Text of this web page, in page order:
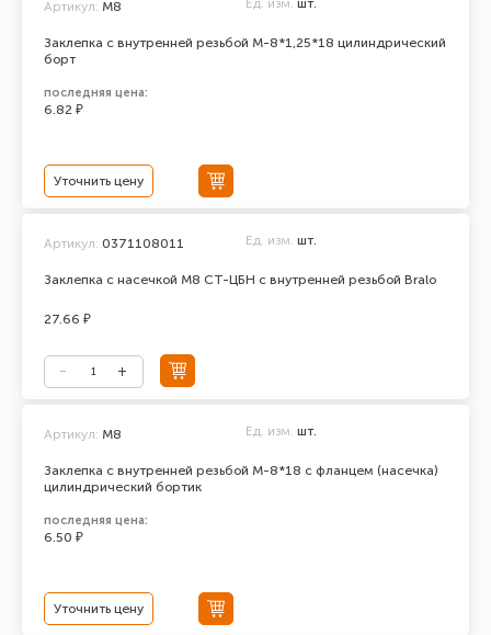
Заклепка с внутренней резьбой М-8*1,25*18 цилиндрический
борт
Артикул: М8 Ед. изм. шт.
последняя цена:
6.82 ₽
Уточнить цену
Заклепка с насечкой М8 СТ-ЦБН с внутренней резьбой Bralo
Артикул: 0371108011 Ед. изм. шт.
27.66 ₽
Заклепка с внутренней резьбой М-8*18 с фланцем (насечка)
цилиндрический бортик
Артикул: М8 Ед. изм. шт.
последняя цена:
6.50 ₽
Уточнить цену